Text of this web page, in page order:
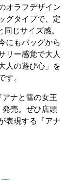
オラフデザイン
グタイプで、定
じサイズ感。
にもバッグから
リー感覚で大人
人の遊び心」を
。
ナと雪の女王
発売。ぜひ店頭
表現する『アナ